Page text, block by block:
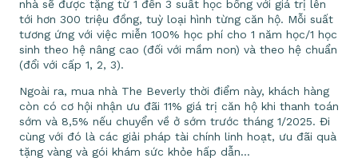
nhà sẽ được tặng từ 1 đến 3 suất học bổng với giá trị lên
tới hơn 300 triệu đồng, tuỳ loại hình từng căn hộ. Mỗi suất
tương ứng với việc miễn 100% học phí cho 1 năm học/1 học
sinh theo hệ nâng cao (đối với mầm non) và theo hệ chuẩn
(đổi với cấp 1, 2, 3).
Ngoài ra, mua nhà The Beverly thời điểm này, khách hàng
còn có cơ hội nhận ưu đãi 11% giá trị căn hộ khi thanh toán
sớm và 8,5% nếu chuyển về ở sớm trước tháng 1/2025. Đi
cùng với đó là các giải pháp tài chính linh hoạt, ưu đãi quà
tặng vàng và gói khám sức khỏe hấp dẫn…